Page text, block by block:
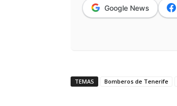
Google News
TEMAS Bomberos de Tenerife